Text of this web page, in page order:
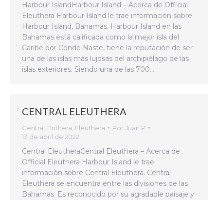
Harbour IslandHarbour Island – Acerca de Official
Eleuthera Harbour Island le trae información sobre
Harbour Island, Bahamas. Harbour Island en las
Bahamas está calificada como la mejor isla del
Caribe por Conde Naste, tiene la reputación de ser
una de las islas más lujosas del archipiélago de las
islas exteriores. Siendo una de las 700…
CENTRAL ELEUTHERA
Central Eluthera Eleuthera PorJuan P
13 de abril de 2022
Central EleutheraCentral Eleuthera – Acerca de
Official Eleuthera Harbour Island le trae
información sobre Central Eleuthera. Central
Eleuthera se encuentra entre las divisiones de las
Bahamas. Es reconocido por su agradable paisaje y